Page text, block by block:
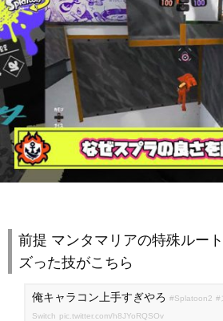
前提 マンタマリアの特殊ルー
ズった技がこちら
俺キャラコン上手すぎやろ #Splatoon2 #
Switch pic.twitter.com/h8JYoRQSOv